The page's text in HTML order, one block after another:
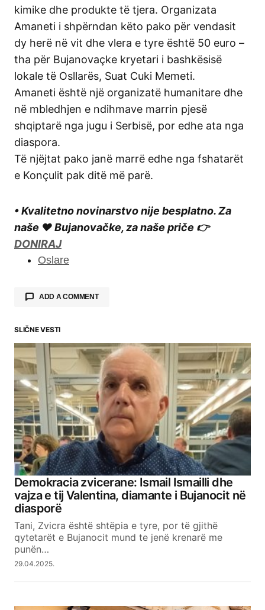
kimike dhe produkte të tjera. Organizata
Amaneti i shpërndan këto pako për vendasit
dy herë në vit dhe vlera e tyre është 50 euro –
tha për Bujanovaçke kryetari i bashkësisë
lokale të Osllarës, Suat Cuki Memeti.
Amaneti është një organizatë humanitare dhe
në mbledhjen e ndihmave marrin pjesë
shqiptarë nga jugu i Serbisë, por edhe ata nga
diaspora.
Të njëjtat pako janë marrë edhe nga fshatarët
e Konçulit pak ditë më parë.
• Kvalitetno novinarstvo nije besplatno. Za
naše ❤️ Bujanovačke, za naše priče 👉
DONIRAJ
Oslare
ADD A COMMENT
Your email address will not be published.
Required fields are marked
Comment*
Your Name
Your E-mail
SUBMIT COMMENT
SLIČNE VESTI
Demokracia zvicerane: Ismail Ismailli dhe
vajza e tij Valentina, diamante i Bujanocit në
diasporë
Tani, Zvicra është shtëpia e tyre, por të gjithë
qytetarët e Bujanocit mund te jenë krenarë me
punën…
29.04.2025.